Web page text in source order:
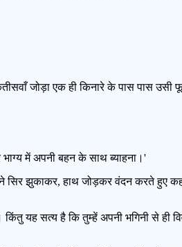
जोड़ा एक ही किनारे के पास पास उसी
में अपनी बहन के साथ ब्याहना।'
सिर झुकाकर, हाथ जोड़कर वंदन करते हुए
यह सत्य है कि तुम्हें अपनी भगिनी से ही